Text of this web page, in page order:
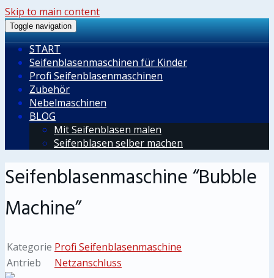
Skip to main content
Toggle navigation
START
Seifenblasenmaschinen für Kinder
Profi Seifenblasenmaschinen
Zubehör
Nebelmaschinen
BLOG
Mit Seifenblasen malen
Seifenblasen selber machen
Seifenblasenmaschine “Bubble
Machine”
Kategorie Profi Seifenblasenmaschine
Antrieb
Netzanschluss